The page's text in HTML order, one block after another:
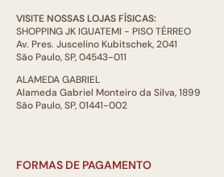
VISITE NOSSAS LOJAS FÍSICAS:
SHOPPING JK IGUATEMI - PISO TÉRREO
Av. Pres. Juscelino Kubitschek, 2041
São Paulo, SP, 04543-011
ALAMEDA GABRIEL
Alameda Gabriel Monteiro da Silva, 1899
São Paulo, SP, 01441-002
FORMAS DE PAGAMENTO